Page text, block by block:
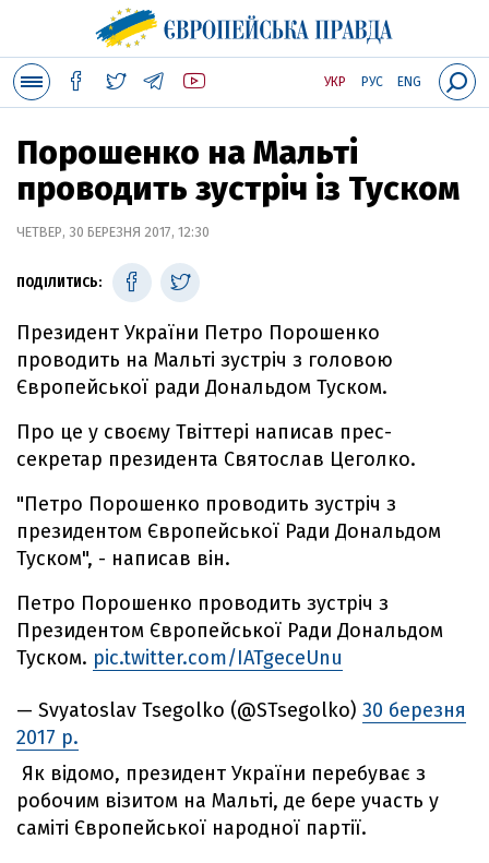
УКР РУС ENG
Порошенко на Мальті
проводить зустріч із Туском
ЧЕТВЕР, 30 БЕРЕЗНЯ 2017, 12:30
ПОДІЛИТИСЬ:
Президент України Петро Порошенко
проводить на Мальті зустріч з головою
Європейської ради Дональдом Туском.
Про це у своєму Твіттері написав прес-
секретар президента Святослав Цеголко.
"Петро Порошенко проводить зустріч з
президентом Європейської Ради Дональдом
Туском", - написав він.
Петро Порошенко проводить зустріч з
Президентом Європейської Ради Дональдом
Туском. pic.twitter.com/IATgeceUnu
— Svyatoslav Tsegolko (@STsegolko) 30 березня
2017 р.
Як відомо, президент України перебуває з
робочим візитом на Мальті, де бере участь у
саміті Європейської народної партії.